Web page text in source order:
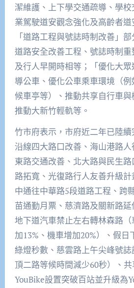
潔維護、上下學交通疏導、學
業駕駛道安觀念強化及高齡者道
「道路工程與號誌時制改善」
道路安全改善工程、號誌時制
及行人早開時相等；「優化大
導公車、優化公車乘車環境（例
候車亭等）、推動共享自行車與
推動大新竹輕軌等。
竹市府表示，市府近二年已陸
沿線四大路口改善、海山港路
東路交通改善、北大路與民生
路拓寬、光復路行人友善升級
中通往中華路5段道路工程、跨
苗通勤月票、慈濟路及關新路
地下道汽車禁止左右轉林森路
加13%、機車增加20%）、假
綠燈秒數、慈雲路上午尖峰號
頂二路等候時間減少60秒）、共
YouBike設置突破百站並升級為